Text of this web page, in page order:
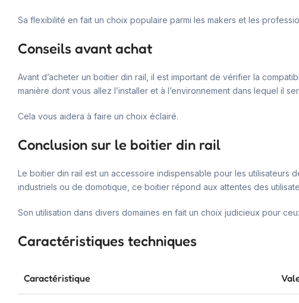
Sa flexibilité en fait un choix populaire parmi les makers et les
Conseils avant achat
Avant d’acheter un boitier din rail, il est important de vérifier la
manière dont vous allez l’installer et à l’environnement dans lequel il
Cela vous aidera à faire un choix éclairé.
Conclusion sur le boitier din rail
Le boitier din rail est un accessoire indispensable pour les utilisateurs
industriels ou de domotique, ce boitier répond aux attentes des
Son utilisation dans divers domaines en fait un choix judicieux pour
Caractéristiques techniques
Caractéristique